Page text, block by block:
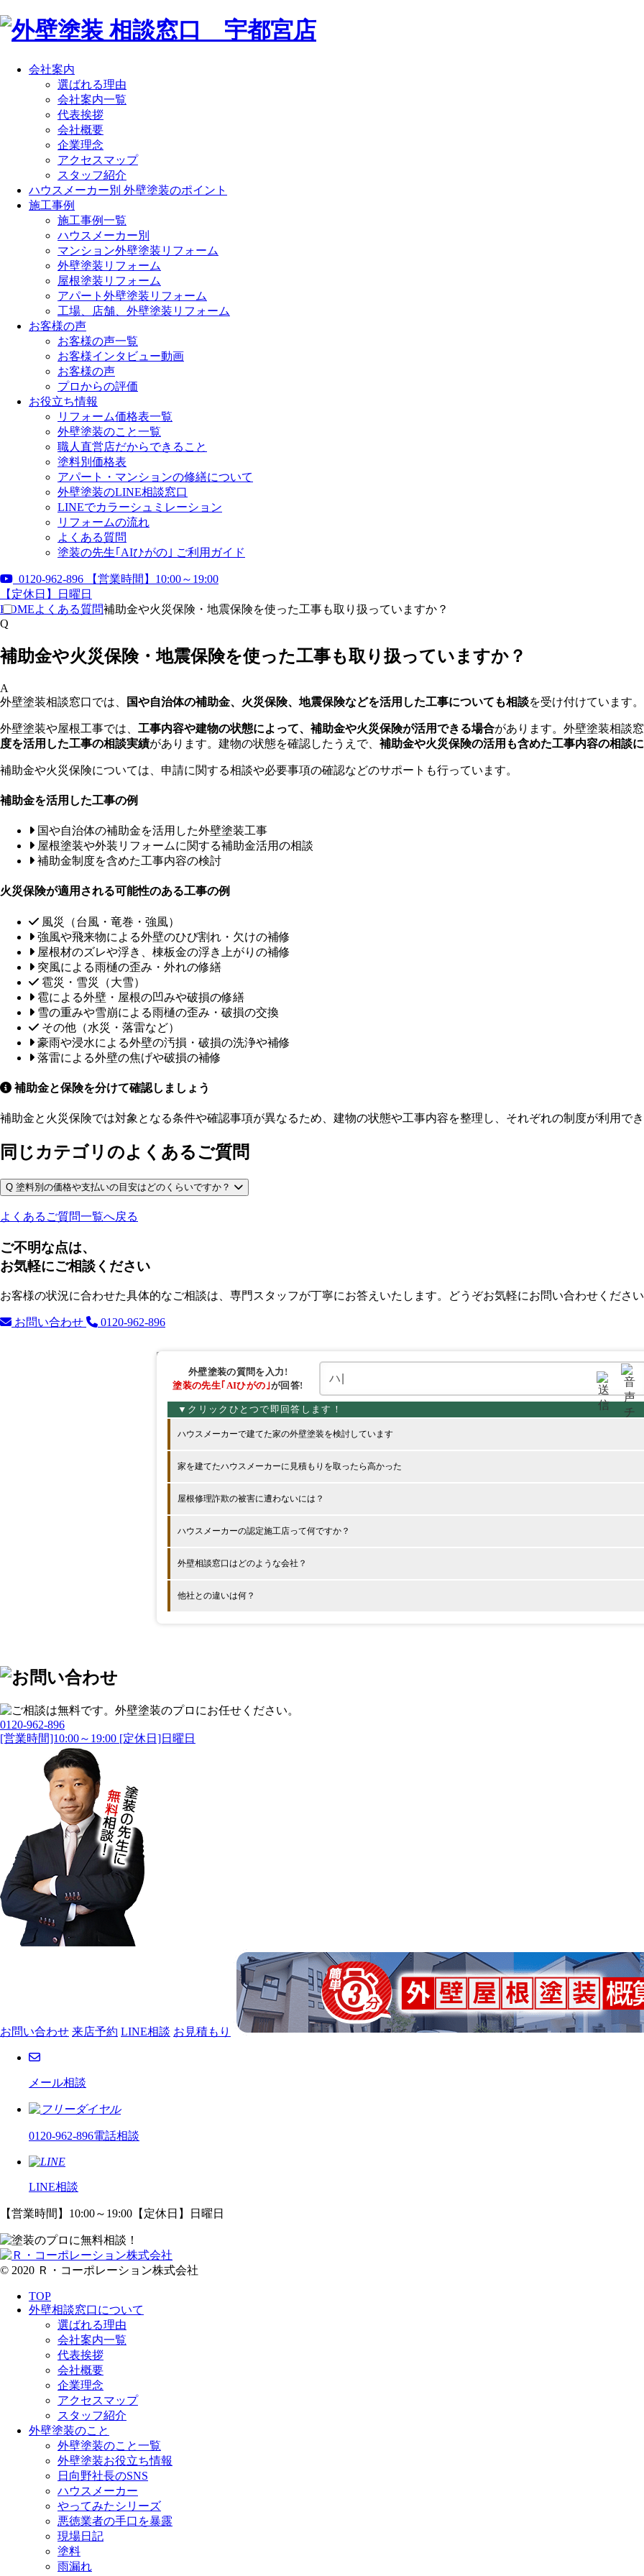
会社案内
選ばれる理由
会社案内一覧
代表挨拶
会社概要
企業理念
アクセスマップ
スタッフ紹介
ハウスメーカー別 外壁塗装のポイント
施工事例
施工事例一覧
ハウスメーカー別
マンション外壁塗装リフォーム
外壁塗装リフォーム
屋根塗装リフォーム
アパート外壁塗装リフォーム
工場、店舗、外壁塗装リフォーム
お客様の声
お客様の声一覧
お客様インタビュー動画
お客様の声
プロからの評価
お役立ち情報
リフォーム価格表一覧
外壁塗装のこと一覧
職人直営店だからできること
塗料別価格表
アパート・マンションの修繕について
外壁塗装のLINE相談窓口
LINEでカラーシュミレーション
リフォームの流れ
よくある質問
塗装の先生｢AIひがの｣ ご利用ガイド
0120-962-896
【営業時間】10:00～19:00
【定休日】日曜日
HOMEよくある質問補助金や火災保険・地震保険を使った工事も取り扱っていますか？
Q
補助金や火災保険・地震保険を使った工事も取り扱っていますか？
A
外壁塗装相談窓口では、
国や自治体の補助金、火災保険、地震保険などを活用した工事についても相談を受け付けています。
外壁塗装や屋根工事では、 工事内容や建物の状態によって、補助金や火災保険が活用できる場合があります。外壁塗装相談
度を活用した工事の相談実績があります。建物の状態を確認したうえで、 補助金や火災保険の活用も含めた工事内容の相談
補助金や火災保険については、申請に関する相談や必要事項の確認などのサポートも行っています。
補助金を活用した工事の例
国や自治体の補助金を活用した外壁塗装工事
屋根塗装や外装リフォームに関する補助金活用の相談
補助金制度を含めた工事内容の検討
火災保険が適用される可能性のある工事の例
風災（台風・竜巻・強風）
強風や飛来物による外壁のひび割れ・欠けの補修
屋根材のズレや浮き、棟板金の浮き上がりの補修
突風による雨樋の歪み・外れの修繕
雹災・雪災（大雪）
雹による外壁・屋根の凹みや破損の修繕
雪の重みや雪崩による雨樋の歪み・破損の交換
その他（水災・落雷など）
豪雨や浸水による外壁の汚損・破損の洗浄や補修
落雷による外壁の焦げや破損の補修
補助金と保険を分けて確認しましょう
補助金と火災保険では対象となる条件や確認事項が異なるため、建物の状態や工事内容を整理し、それぞれの制度が利用で
同じカテゴリのよくあるご質問
Q 塗料別の価格や支払いの目安はどのくらいですか？
よくあるご質問一覧へ戻る
ご不明な点は、
お気軽にご相談ください
お客様の状況に合わせた具体的なご相談は、専門スタッフが丁寧にお答えいたします。どうぞお気軽にお問い合わせくださ
お問い合わせ 0120-962-896
外壁塗装の質問を入力!
塗装の先生 ｢AIひがの｣が回答!
ハウスメーカーで建てた家の外壁塗装を検討しています
家を建てたハウスメーカーに見積もりを取ったら高かった
屋根修理詐欺の被害に遭わないには？
ハウスメーカーの認定施工店って何ですか？
外壁相談窓口はどのような会社？
他社との違いは何？
0120-962-896
[営業時間]10:00～19:00 [定休日]日曜日
お問い合わせ 来店予約 LINE相談 お見積もり
メール相談
0120-962-896電話相談
LINE相談
【営業時間】10:00～19:00【定休日】日曜日
© 2020 Ｒ・コーポレーション株式会社
TOP
外壁相談窓口について
選ばれる理由
会社案内一覧
代表挨拶
会社概要
企業理念
アクセスマップ
スタッフ紹介
外壁塗装のこと
外壁塗装のこと一覧
外壁塗装お役立ち情報
日向野社長のSNS
ハウスメーカー
やってみたシリーズ
悪徳業者の手口を暴露
現場日記
塗料
雨漏れ